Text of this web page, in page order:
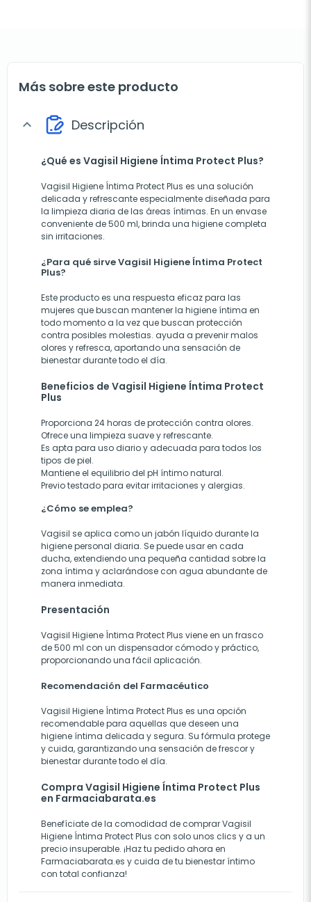
Más sobre este producto
expand_more Descripción
¿Qué es Vagisil Higiene Íntima Protect Plus?
Vagisil Higiene Íntima Protect Plus es una solución
delicada y refrescante especialmente diseñada para
la limpieza diaria de las áreas íntimas. En un envase
conveniente de 500 ml, brinda una higiene completa
sin irritaciones.
¿Para qué sirve Vagisil Higiene Íntima Protect
Plus?
Este producto es una respuesta eficaz para las
mujeres que buscan mantener la higiene íntima en
todo momento a la vez que buscan protección
contra posibles molestias. ayuda a prevenir malos
olores y refresca, aportando una sensación de
bienestar durante todo el día.
Beneficios de Vagisil Higiene Íntima Protect
Plus
Proporciona 24 horas de protección contra olores.
Ofrece una limpieza suave y refrescante.
Es apta para uso diario y adecuada para todos los
tipos de piel.
Mantiene el equilibrio del pH íntimo natural.
Previo testado para evitar irritaciones y alergias.
¿Cómo se emplea?
Vagisil se aplica como un jabón líquido durante la
higiene personal diaria. Se puede usar en cada
ducha, extendiendo una pequeña cantidad sobre la
zona íntima y aclarándose con agua abundante de
manera inmediata.
Presentación
Vagisil Higiene Íntima Protect Plus viene en un frasco
de 500 ml con un dispensador cómodo y práctico,
proporcionando una fácil aplicación.
Recomendación del Farmacéutico
Vagisil Higiene Íntima Protect Plus es una opción
recomendable para aquellas que deseen una
higiene íntima delicada y segura. Su fórmula protege
y cuida, garantizando una sensación de frescor y
bienestar durante todo el día.
Compra Vagisil Higiene Íntima Protect Plus
en Farmaciabarata.es
Benefíciate de la comodidad de comprar Vagisil
Higiene Íntima Protect Plus con solo unos clics y a un
precio insuperable. ¡Haz tu pedido ahora en
Farmaciabarata.es y cuida de tu bienestar íntimo
con total confianza!